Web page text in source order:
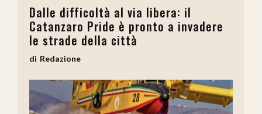
Dalle difficoltà al via libera: il
Catanzaro Pride è pronto a invadere
le strade della città
Redazione